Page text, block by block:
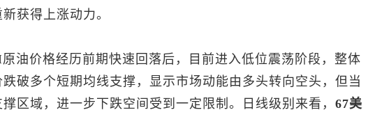
获得上涨动力。
油价格经历前期快速回落后，目前进入低位震荡阶段，整体
破多个短期均线支撑，显示市场动能由多头转向空头，但当
区域，进一步下跌空间受到一定限制。日线级别来看， 67美